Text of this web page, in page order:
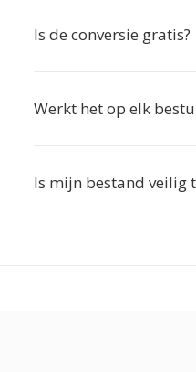
Is de conversie gratis?
Werkt het op elk
Is mijn bestand veilig